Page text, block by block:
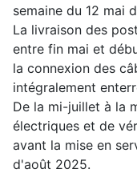
semaine du 12 mai
La livraison des
entre fin mai et
la connexion des
intégralement
De la mi-juillet à la
électriques et de
avant la mise en
d'août 2025.